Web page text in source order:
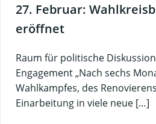
27. Februar:
eröffnet
Raum für politische
Engagement „Nach sechs
Wahlkampfes, des
Einarbeitung in viele neue […]